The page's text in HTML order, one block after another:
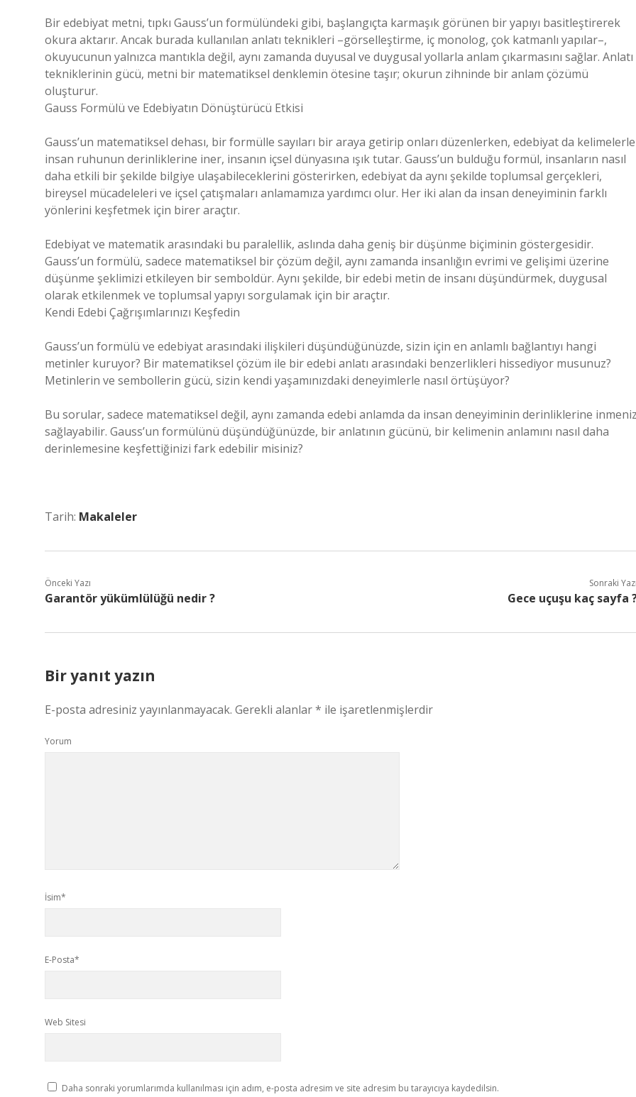
Bir edebiyat metni, tıpkı Gauss’un formülündeki gibi, başlangıçta karmaşık görünen bir yapıyı basitleştirerek
okura aktarır. Ancak burada kullanılan anlatı teknikleri –görselleştirme, iç monolog, çok katmanlı yapılar–,
okuyucunun yalnızca mantıkla değil, aynı zamanda duyusal ve duygusal yollarla anlam çıkarmasını sağlar. Anlatı
tekniklerinin gücü, metni bir matematiksel denklemin ötesine taşır; okurun zihninde bir anlam çözümü
oluşturur.
Gauss Formülü ve Edebiyatın Dönüştürücü Etkisi
Gauss’un matematiksel dehası, bir formülle sayıları bir araya getirip onları düzenlerken, edebiyat da kelimelerle
insan ruhunun derinliklerine iner, insanın içsel dünyasına ışık tutar. Gauss’un bulduğu formül, insanların nasıl
daha etkili bir şekilde bilgiye ulaşabileceklerini gösterirken, edebiyat da aynı şekilde toplumsal gerçekleri,
bireysel mücadeleleri ve içsel çatışmaları anlamamıza yardımcı olur. Her iki alan da insan deneyiminin farklı
yönlerini keşfetmek için birer araçtır.
Edebiyat ve matematik arasındaki bu paralellik, aslında daha geniş bir düşünme biçiminin göstergesidir.
Gauss’un formülü, sadece matematiksel bir çözüm değil, aynı zamanda insanlığın evrimi ve gelişimi üzerine
düşünme şeklimizi etkileyen bir semboldür. Aynı şekilde, bir edebi metin de insanı düşündürmek, duygusal
olarak etkilenmek ve toplumsal yapıyı sorgulamak için bir araçtır.
Kendi Edebi Çağrışımlarınızı Keşfedin
Gauss’un formülü ve edebiyat arasındaki ilişkileri düşündüğünüzde, sizin için en anlamlı bağlantıyı hangi
metinler kuruyor? Bir matematiksel çözüm ile bir edebi anlatı arasındaki benzerlikleri hissediyor musunuz?
Metinlerin ve sembollerin gücü, sizin kendi yaşamınızdaki deneyimlerle nasıl örtüşüyor?
Bu sorular, sadece matematiksel değil, aynı zamanda edebi anlamda da insan deneyiminin derinliklerine
sağlayabilir. Gauss’un formülünü düşündüğünüzde, bir anlatının gücünü, bir kelimenin anlamını nasıl daha
derinlemesine keşfettiğinizi fark edebilir misiniz?
Tarih: Makaleler
Önceki Yazı
Garantör yükümlülüğü nedir ?
Sonraki Yazı
Gece uçuşu kaç sayfa
Bir yanıt yazın
E-posta adresiniz yayınlanmayacak. Gerekli alanlar* ile işaretlenmişlerdir
Yorum
İsim*
E-Posta*
Web Sitesi
Daha sonraki yorumlarımda kullanılması için adım, e-posta adresim ve site adresim bu tarayıcıya kaydedilsin.